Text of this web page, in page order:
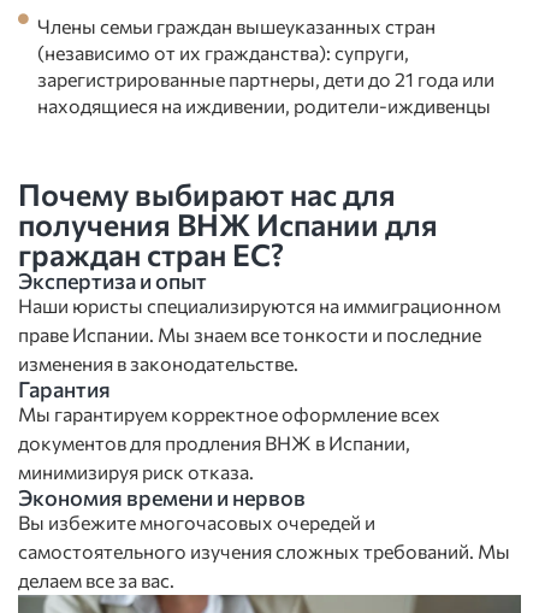
Члены семьи граждан вышеуказанных стран
(независимо от их гражданства): супруги,
зарегистрированные партнеры, дети до 21 года или
находящиеся на иждивении, родители-иждивенцы
Почему выбирают нас для
получения ВНЖ Испании для
граждан стран ЕС?
Экспертиза и опыт
Наши юристы специализируются на иммиграционном
праве Испании. Мы знаем все тонкости и последние
изменения в законодательстве.
Гарантия
Мы гарантируем корректное оформление всех
документов для продления ВНЖ в Испании,
минимизируя риск отказа.
Экономия времени и нервов
Вы избежите многочасовых очередей и
самостоятельного изучения сложных требований. Мы
делаем все за вас.